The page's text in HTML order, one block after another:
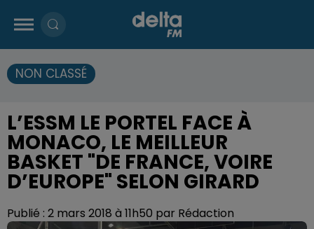
NON CLASSÉ
L’ESSM LE PORTEL FACE À
MONACO, LE MEILLEUR
BASKET "DE FRANCE, VOIRE
D’EUROPE" SELON GIRARD
Publié : 2 mars 2018 à 11h50 par Rédaction